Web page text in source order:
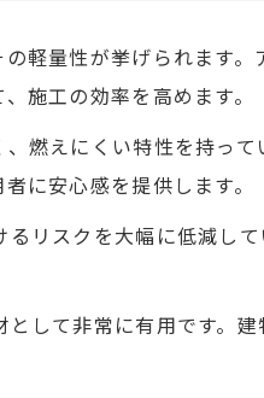
軽量性が挙げられます
施工の効率を高めます。
燃えにくい特性を持っ
に安心感を提供します。
リスクを大幅に低減し
して非常に有用です。